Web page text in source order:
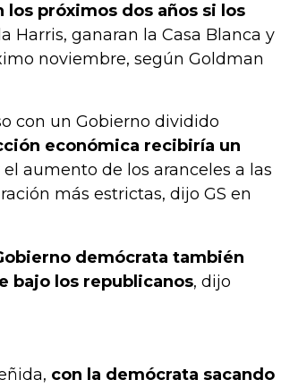
próximos dos años si los
Harris, ganaran la Casa Blanca y
noviembre, según Goldman
con un Gobierno dividido
económica recibiría un
aumento de los aranceles a las
más estrictas, dijo GS en
demócrata también
bajo los republicanos, dijo
con la demócrata sacando